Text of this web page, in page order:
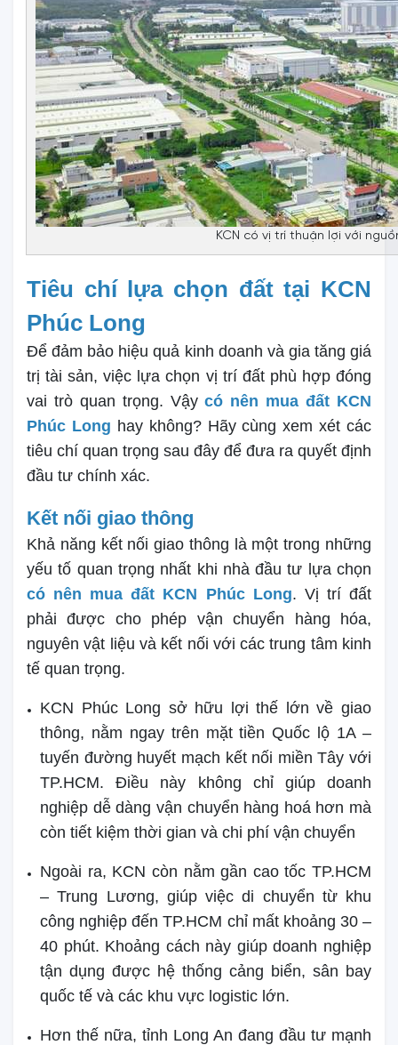
KCN có vị trí thuận lợi với
Tiêu chí lựa chọn đất tại KCN
Phúc Long
Để đảm bảo hiệu quả kinh doanh và gia tăng giá
trị tài sản, việc lựa chọn vị trí đất phù hợp đóng
vai trò quan trọng. Vậycó nên mua đất KCN
Phúc Long hay không? Hãy cùng xem xét các
tiêu chí quan trọng sau đây để đưa ra quyết định
đầu tư chính xác.
Kết nối giao thông
Khả năng kết nối giao thông là một trong những
yếu tố quan trọng nhất khi nhà đầu tư lựa chọn
có nên mua đất KCN Phúc Long. Vị trí đất
phải được cho phép vận chuyển hàng hóa,
nguyên vật liệu và kết nối với các trung tâm kinh
tế quan trọng.
KCN Phúc Long sở hữu lợi thế lớn về giao
thông, nằm ngay trên mặt tiền Quốc lộ 1A –
tuyến đường huyết mạch kết nối miền Tây với
TP.HCM. Điều này không chỉ giúp doanh
nghiệp dễ dàng vận chuyển hàng hoá hơn mà
còn tiết kiệm thời gian và chi phí vận chuyển
Ngoài ra, KCN còn nằm gần cao tốc TP.HCM
– Trung Lương, giúp việc di chuyển từ khu
công nghiệp đến TP.HCM chỉ mất khoảng 30 –
40 phút. Khoảng cách này giúp doanh nghiệp
tận dụng được hệ thống cảng biển, sân bay
quốc tế và các khu vực logistic lớn.
Hơn thế nữa, tỉnh Long An đang đầu tư mạnh